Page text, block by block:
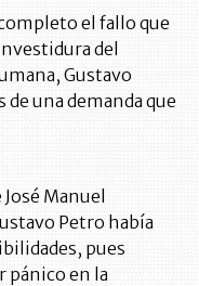
el fallo que
del
Gustavo
una demanda que
Manuel
Petro había
pues
pánico en la